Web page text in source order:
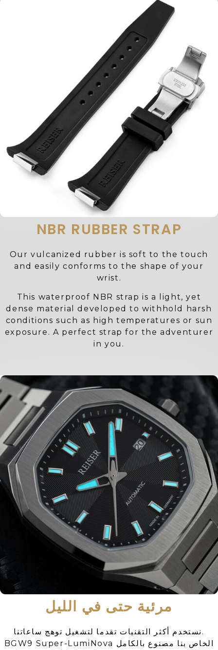
NBR RUBBER STRAP
Our vulcanized rubber is soft to the touch
and easily conforms to the shape of your
wrist.
This waterproof NBR strap is a light, yet
dense material developed to withhold harsh
conditions such as high temperatures or sun
exposure. A perfect strap for the adventurer
in you.
مرئية حتى في الليل
نستخدم أكثر التقنيات تقدما لتشغيل توهج ساعاتنا.
BGW9 Super-LumiNova الخاص بنا مصنوع بالكامل